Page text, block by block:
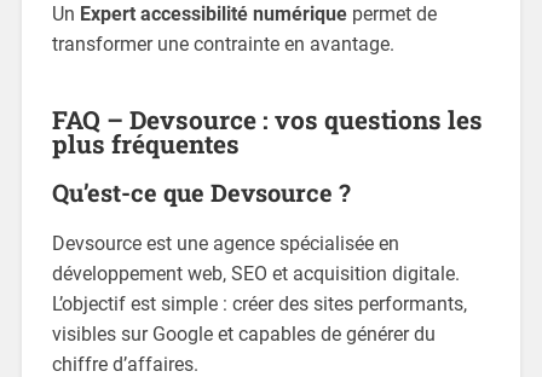
Un Expert accessibilité numériquepermet de
transformer une contrainte en avantage.
FAQ – Devsource : vos questions les
plus fréquentes
Qu’est-ce que Devsource ?
Devsource est une agence spécialisée en
développement web, SEO et acquisition digitale.
L’objectif est simple : créer des sites performants,
visibles sur Google et capables de générer du
chiffre d’affaires.